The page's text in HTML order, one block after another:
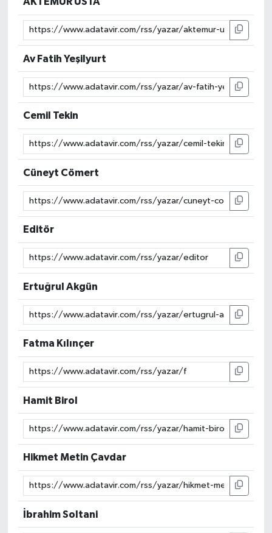
Av Fatih Yeşilyurt
Cemil Tekin
Cüneyt Cömert
Editör
Ertuğrul Akgün
Fatma Kılınçer
Hamit Birol
Hikmet Metin Çavdar
İbrahim Soltani